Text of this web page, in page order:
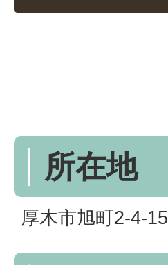
所在地
厚木市旭町2-4-15